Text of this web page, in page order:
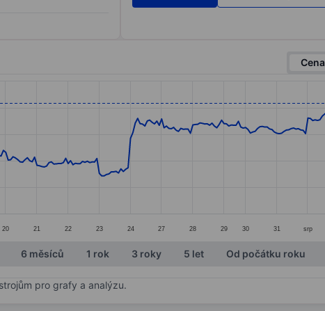
Cena
from 97 to 109.71.
20 21 22 23 24 27 28 29 30 31 srp
6 měsíců 1 rok 3 roky 5 let Od počátku roku
pro grafy a analýzu.